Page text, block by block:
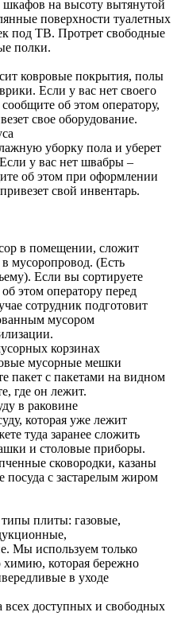
шкафов на высоту вытянутой
поверхности туалетных
под ТВ. Протрет свободные
полки.
ковровые покрытия, полы
Если у вас нет своего
об этом оператору,
свое оборудование.
уборку пола и уберет
у вас нет швабры –
об этом при оформлении
свой инвентарь.
в помещении, сложит
мусоропровод. (Есть
Если вы сортируете
этом оператору перед
сотрудник подготовит
мусором
корзинах
мусорные мешки
пакет с пакетами на видном
где он лежит.
в раковине
которая уже лежит
туда заранее сложить
и столовые приборы.
сковородки, казаны
посуда с застарелым жиром
плиты: газовые,
Мы используем только
которая бережно
в уходе
доступных и свободных